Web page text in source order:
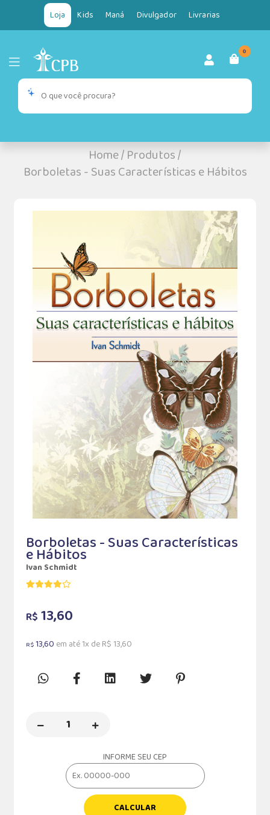
Loja Kids Maná Divulgador Livrarias
0
Home/Produtos/
Borboletas - Suas Características e Hábitos
Borboletas - Suas Características
e Hábitos
Ivan Schmidt
R$ 13,60
R$13,60 em até 1x de R$ 13,60
INFORME SEU CEP
CALCULAR